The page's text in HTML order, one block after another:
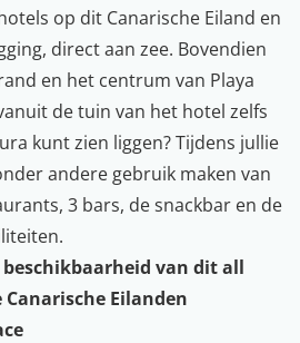
op dit Canarische Eiland en
direct aan zee. Bovendien
en het centrum van Playa
de tuin van het hotel zelfs
kunt zien liggen? Tijdens jullie
andere gebruik maken van
3 bars, de snackbar en de
van dit all
Eilanden